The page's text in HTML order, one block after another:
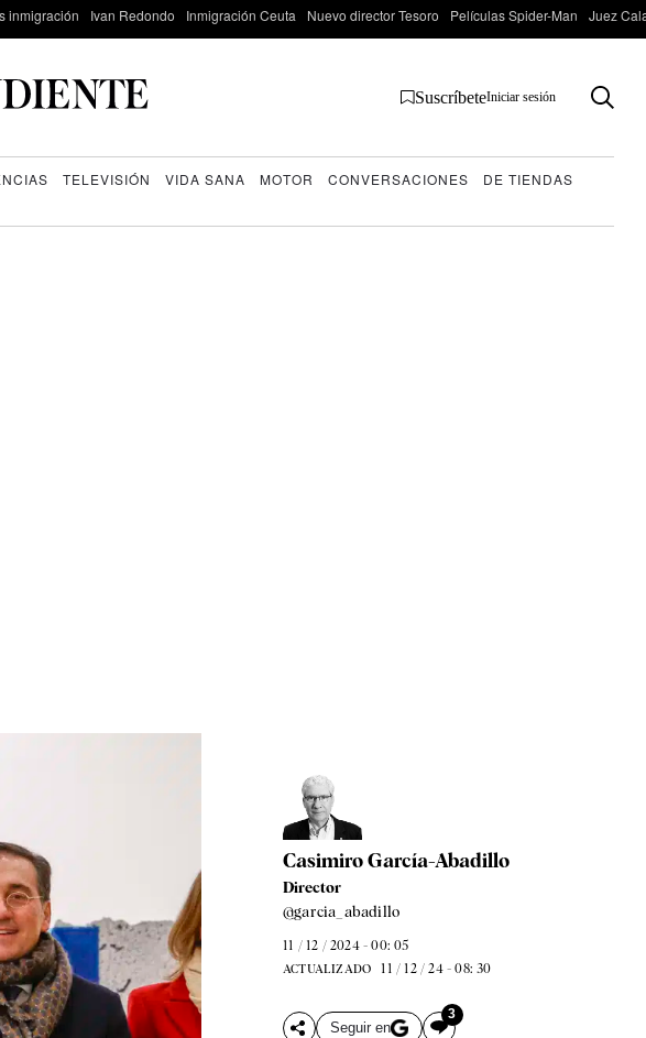
inmigración Ivan Redondo Inmigración Ceuta Nuevo director Tesoro Películas Spider-Man Juez
SuscríbeteIniciar sesión
TELEVISIÓN VIDA SANA MOTOR CONVERSACIONES
DE TIENDAS
Casimiro García-Abadillo
Director
@garcia_abadillo
11 / 12 / 2024 - 00: 05
ACTUALIZADO 11 / 12 / 24 - 08: 30
Seguir en
3